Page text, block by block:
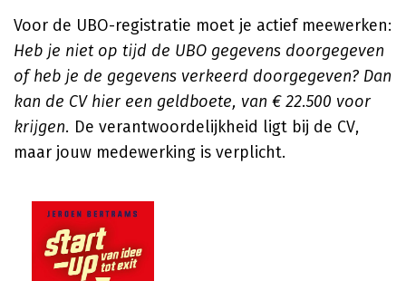
Voor de UBO-registratie moet je actief meewerken:
Heb je niet op tijd de UBO gegevens doorgegeven
of heb je de gegevens verkeerd doorgegeven? Dan
kan de CV hier een geldboete, van € 22.500 voor
krijgen. De verantwoordelijkheid ligt bij de CV,
maar jouw medewerking is verplicht.